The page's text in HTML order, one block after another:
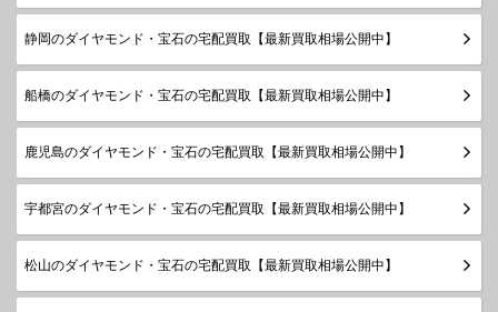
静岡のダイヤモンド・宝石の宅配買取【最新買取相場公開中】
船橋のダイヤモンド・宝石の宅配買取【最新買取相場公開中】
鹿児島のダイヤモンド・宝石の宅配買取【最新買取相場公開中】
宇都宮のダイヤモンド・宝石の宅配買取【最新買取相場公開中】
松山のダイヤモンド・宝石の宅配買取【最新買取相場公開中】